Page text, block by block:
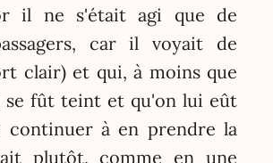
il ne s'était agi que de
car il voyait de
clair) et qui, à moins que
se fût teint et qu'on lui eût
à en prendre la
plutôt, comme en une